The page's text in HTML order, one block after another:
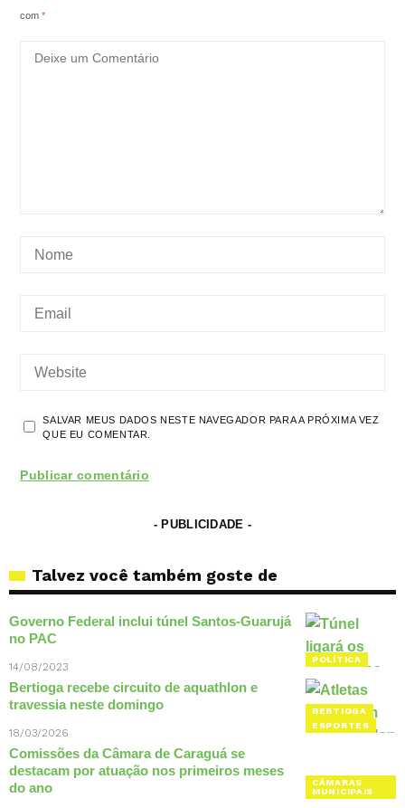
com*
SALVAR MEUS DADOS NESTE NAVEGADOR PARA A PRÓXIMA VEZ
QUE EU COMENTAR.
- PUBLICIDADE -
Talvez você também goste de
POLÍTICA
Governo Federal inclui túnel Santos-Guarujá
no PAC
14/08/2023
BERTIOGA
ESPORTES
Bertioga recebe circuito de aquathlon e
travessia neste domingo
18/03/2026
CÂMARAS
MUNICIPAIS
Comissões da Câmara de Caraguá se
destacam por atuação nos primeiros meses
do ano